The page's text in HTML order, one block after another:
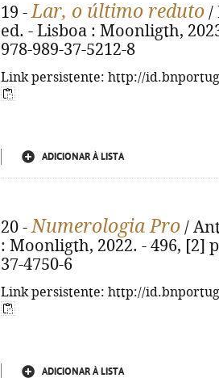
19 -Lar, o último reduto /
ed. - Lisboa : Moonligth,
978-989-37-5212-8
Link persistente: http://
ADICIONAR À LISTA
20 -Numerologia Pro /
: Moonligth, 2022. - 496, [2]
37-4750-6
Link persistente: http://
ADICIONAR À LISTA